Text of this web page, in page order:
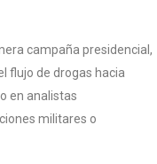
campaña presidencial,
flujo de drogas hacia
en analistas
militares o